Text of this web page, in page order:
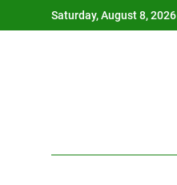
to
Saturday, August 8, 2026